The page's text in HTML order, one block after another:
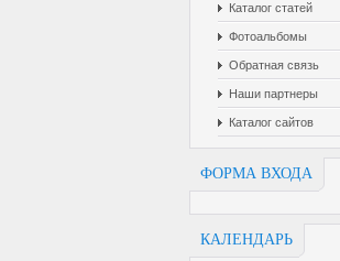
Каталог статей
Фотоальбомы
Обратная связь
Наши партнеры
Каталог сайтов
ФОРМА ВХОДА
КАЛЕНДАРЬ